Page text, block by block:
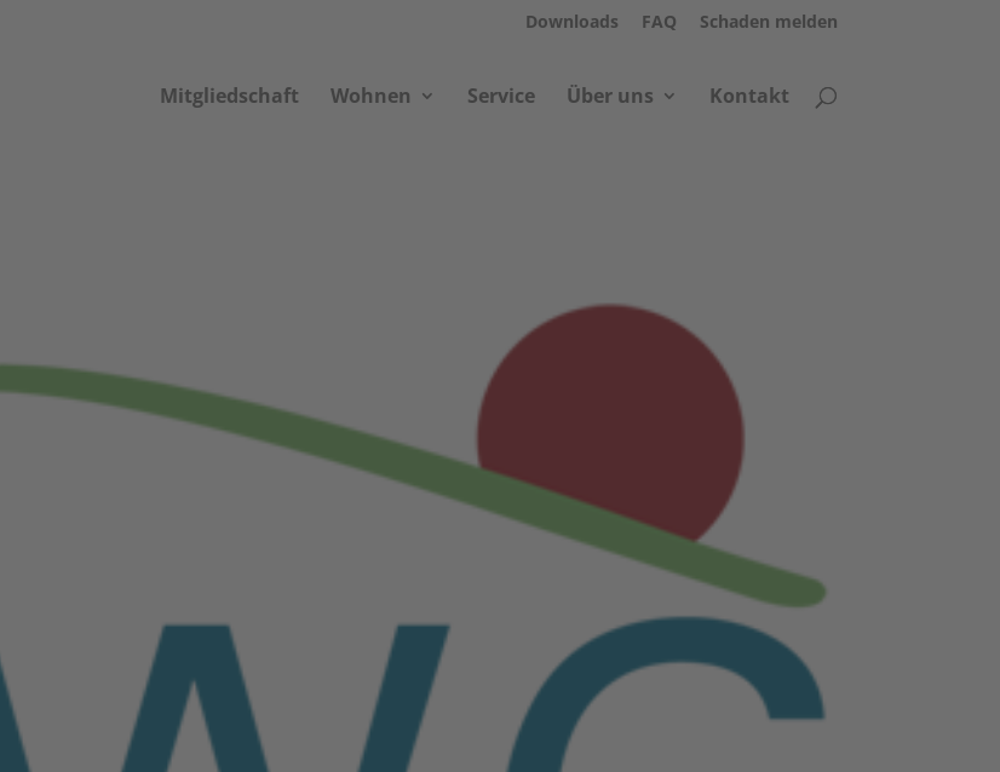
Down­loads FAQ Scha­den melden
Mit­glied­schaft Woh­nen Ser­vice Über uns Kon­takt